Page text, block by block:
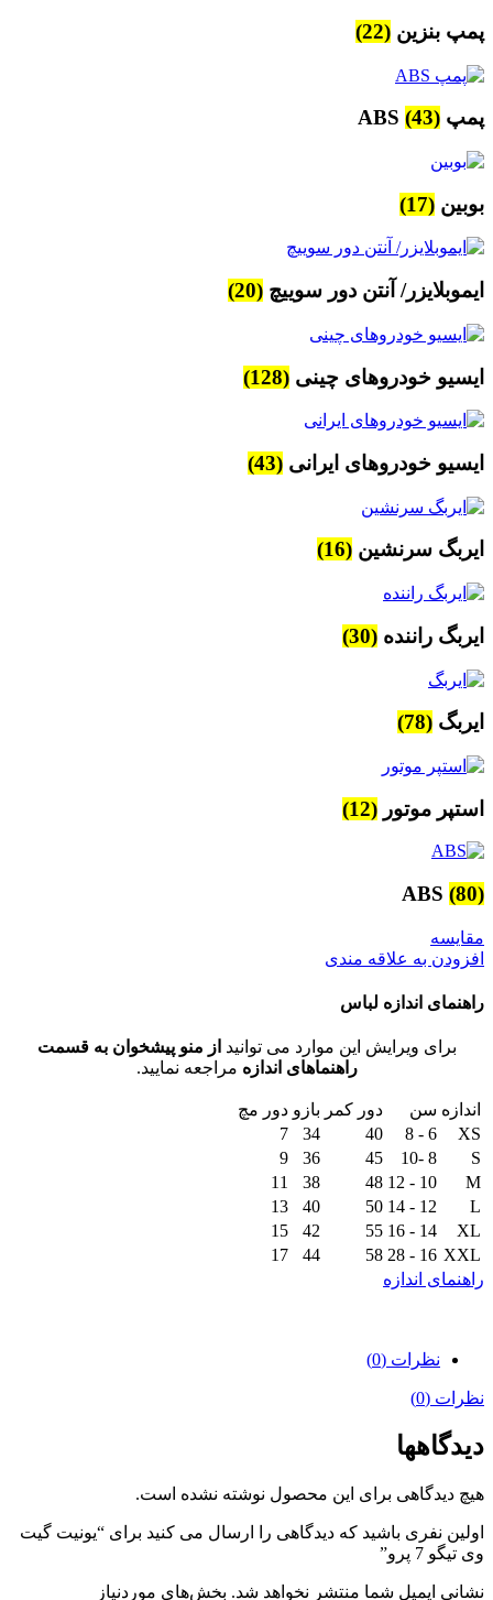
پمپ بنزین (22)
پمپ ABS (43)
بوبین (17)
ایموبلایزر/ آنتن دور سوییچ (20)
ایسیو خودروهای چینی (128)
ایسیو خودروهای ایرانی (43)
ایربگ سرنشین (16)
ایربگ راننده (30)
ایربگ (78)
استپر موتور (12)
ABS (80)
مقایسه
افزودن به علاقه مندی
راهنمای اندازه لباس
برای ویرایش این موارد می توانید از منو پیشخوان به قسمت
راهنماهای اندازه مراجعه نمایید.
اندازه سن دور کمر بازو دور مچ
XS
6 - 8
40
34
7
S
8 -10
45
36
9
M
10 - 12
48
38
11
L
12 - 14
50
40
13
XL
14 - 16
55
42
15
XXL
16 - 28
58
44
17
راهنمای اندازه
نظرات (0)
نظرات (0)
دیدگاهها
هیچ دیدگاهی برای این محصول نوشته نشده است.
اولین نفری باشید که دیدگاهی را ارسال می کنید برای “یونیت گیت
وی تیگو 7 پرو”
نشانی ایمیل شما منتشر نخواهد شد. بخش‌های موردنیاز